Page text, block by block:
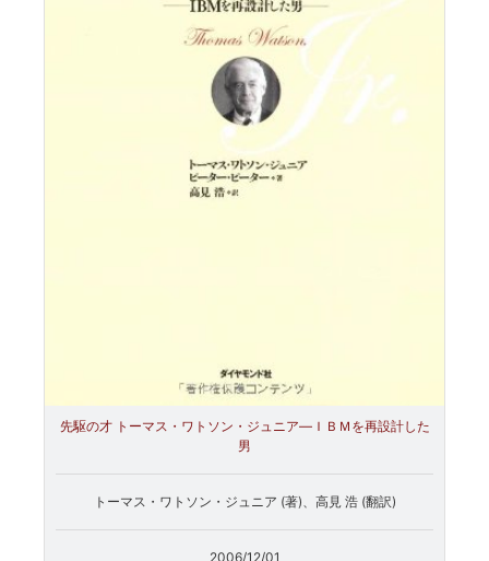
先駆の才 トーマス・ワトソン・ジュニア―ＩＢＭを再設計した
男
トーマス・ワトソン・ジュニア (著)、高見 浩 (翻訳)
2006/12/01